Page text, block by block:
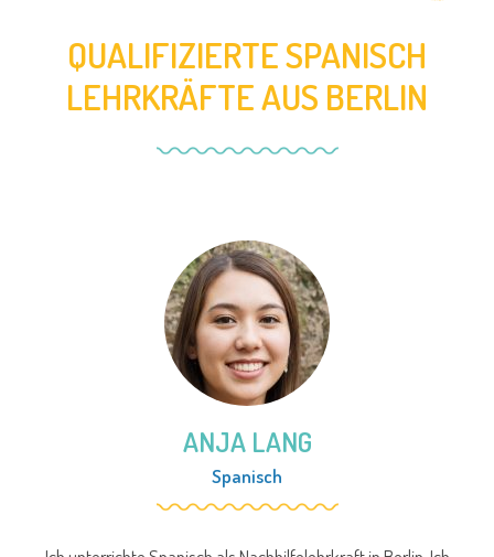
QUALIFIZIERTE SPANISCH
LEHRKRÄFTE AUS BERLIN
ANJA LANG
Spanisch